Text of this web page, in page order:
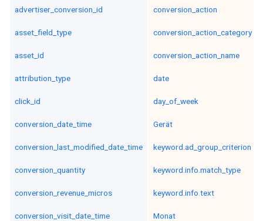
advertiser_conversion_id
asset_field_type
asset_id
attribution_type
click_id
conversion_date_time
conversion_last_modified_date_time
conversion_quantity
conversion_revenue_micros
conversion_visit_date_time
conversion_action
conversion_action_category
conversion_action_name
date
day_of_week
Gerät
keyword.ad_group_criterion
keyword.info.match_type
keyword.info.text
Monat